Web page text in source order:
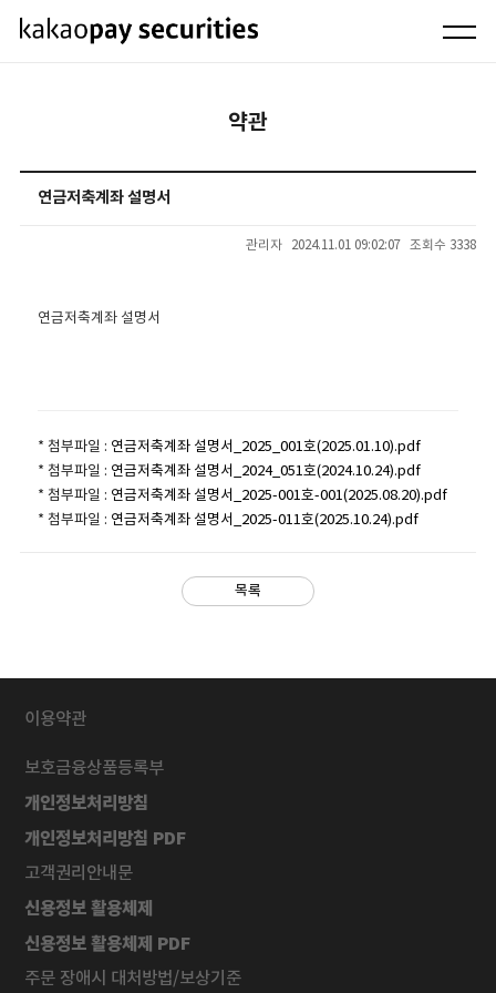
약관
연금저축계좌 설명서
관리자 2024.11.01 09:02:07 조회수 3338
연금저축계좌 설명서
* 첨부파일 : 연금저축계좌 설명서_2025_001호(2025.01.10).pdf
* 첨부파일 : 연금저축계좌 설명서_2024_051호(2024.10.24).pdf
* 첨부파일 : 연금저축계좌 설명서_2025-001호-001(2025.08.20).pdf
* 첨부파일 : 연금저축계좌 설명서_2025-011호(2025.10.24).pdf
목록
이용약관
보호금융상품등록부
개인정보처리방침
개인정보처리방침 PDF
고객권리안내문
신용정보 활용체제
신용정보 활용체제 PDF
주문 장애시 대처방법/보상기준